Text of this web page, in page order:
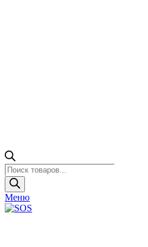
Поиск
товаров
Меню